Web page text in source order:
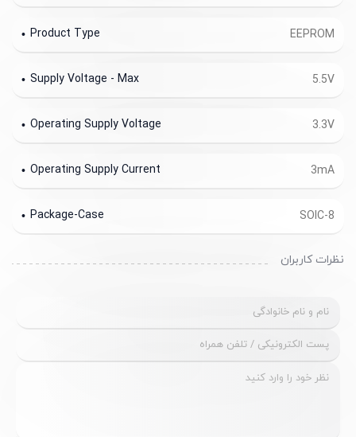
EEPROM
Product Type
5.5V
Supply Voltage - Max
3.3V
Operating Supply Voltage
3mA
Operating Supply Current
SOIC-8
Package-Case
نظرات کاربران